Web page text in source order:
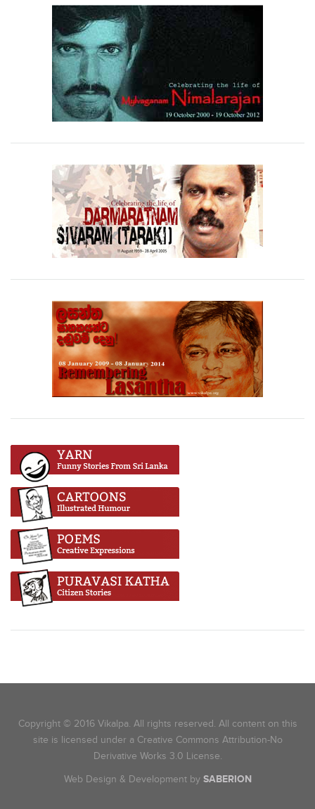
Copyright © 2016 Vikalpa. All rights reserved. All content on this
site is licensed under a Creative Commons Attribution-No
Derivative Works 3.0 License.
Web Design & Development by SABERION